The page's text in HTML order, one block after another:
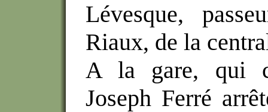
Lévesque,
Riaux, de la
A la gare, qui
Joseph Ferré